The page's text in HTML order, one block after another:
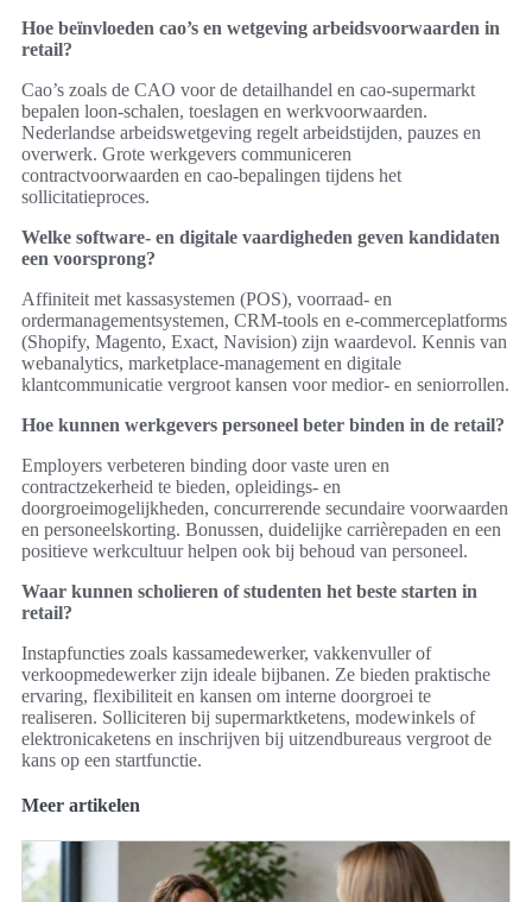
Hoe beïnvloeden cao’s en wetgeving arbeidsvoorwaarden in
retail?
Cao’s zoals de CAO voor de detailhandel en cao-supermarkt
bepalen loon-schalen, toeslagen en werkvoorwaarden.
Nederlandse arbeidswetgeving regelt arbeidstijden, pauzes en
overwerk. Grote werkgevers communiceren
contractvoorwaarden en cao-bepalingen tijdens het
sollicitatieproces.
Welke software- en digitale vaardigheden geven kandidaten
een voorsprong?
Affiniteit met kassasystemen (POS), voorraad- en
ordermanagementsystemen, CRM-tools en e-commerceplatforms
(Shopify, Magento, Exact, Navision) zijn waardevol. Kennis van
webanalytics, marketplace-management en digitale
klantcommunicatie vergroot kansen voor medior- en seniorrollen.
Hoe kunnen werkgevers personeel beter binden in de retail?
Employers verbeteren binding door vaste uren en
contractzekerheid te bieden, opleidings- en
doorgroeimogelijkheden, concurrerende secundaire voorwaarden
en personeelskorting. Bonussen, duidelijke carrièrepaden en een
positieve werkcultuur helpen ook bij behoud van personeel.
Waar kunnen scholieren of studenten het beste starten in
retail?
Instapfuncties zoals kassamedewerker, vakkenvuller of
verkoopmedewerker zijn ideale bijbanen. Ze bieden praktische
ervaring, flexibiliteit en kansen om interne doorgroei te
realiseren. Solliciteren bij supermarktketens, modewinkels of
elektronicaketens en inschrijven bij uitzendbureaus vergroot de
kans op een startfunctie.
Meer artikelen